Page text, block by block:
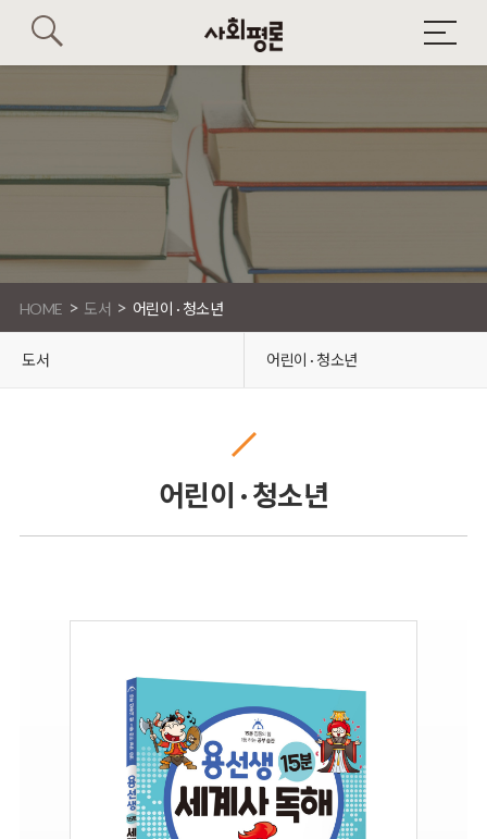
HOME > 도서 > 어린이 · 청소년
도서 어린이 · 청소년
어린이 · 청소년